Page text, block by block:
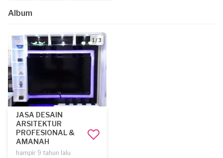
Album
1 / 3
JASA DESAIN
ARSITEKTUR
PROFESIONAL &
AMANAH
hampir 9 tahun lalu